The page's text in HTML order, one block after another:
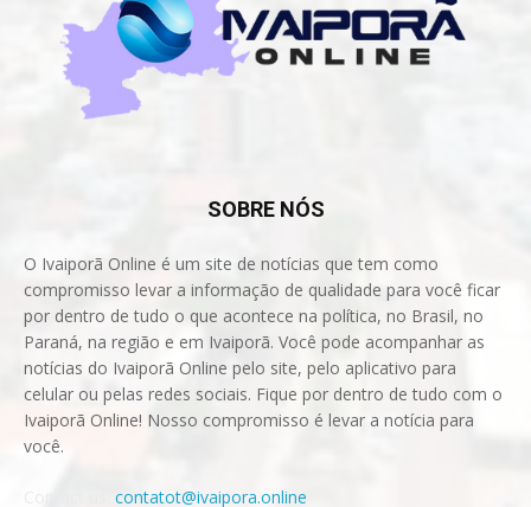
SOBRE NÓS
O Ivaiporã Online é um site de notícias que tem como
compromisso levar a informação de qualidade para você ficar
por dentro de tudo o que acontece na política, no Brasil, no
Paraná, na região e em Ivaiporã. Você pode acompanhar as
notícias do Ivaiporã Online pelo site, pelo aplicativo para
celular ou pelas redes sociais. Fique por dentro de tudo com o
Ivaiporã Online! Nosso compromisso é levar a notícia para
você.
contatot@ivaipora.online